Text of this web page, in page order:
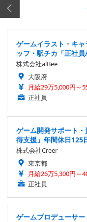
ゲームイラスト・キ
ッフ・駅チカ「正社
株式会社alBee
大阪府
月給29万5,000円～
正社員
ゲーム開発サポート
得支援」年間休日125
株式会社Creer
東京都
月給26万5,300円～
正社員
ゲームプロデューサ